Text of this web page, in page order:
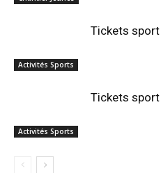
Activités Sports
Tickets
Activités Sports
Tickets